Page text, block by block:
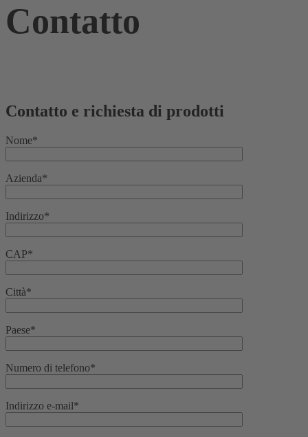
Contatto
Contatto e richiesta di prodotti
Nome*
Azienda*
Indirizzo*
CAP*
Città*
Paese*
Numero di telefono*
Indirizzo e-mail*